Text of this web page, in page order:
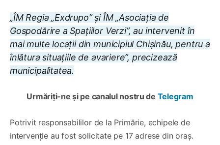
„ÎM Regia „Exdrupo” și ÎM „Asociația de
Gospodărire a Spațiilor Verzi”, au intervenit în
mai multe locații din municipiul Chișinău, pentru a
înlătura situațiile de avariere”, precizează
municipalitatea.
Urmăriți-ne și pe canalul nostru de Telegram
Potrivit responsabililor de la Primărie, echipele de
intervenție au fost solicitate pe 17 adrese din oraș.